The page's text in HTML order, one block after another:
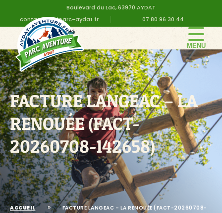
Boulevard du Lac, 63970 AYDAT
contact@altiparc-aydat.fr
07 80 96 30 44
LE PARC
GROUPE
TARIFS
ANNIVERSAIRE
INFOS PRATIQUES
CONTACT
DEVIS EN LIGNE
FACTURE LANGEAC – LA
RENOUÉE (FACT-
20260708-142658)
ACCUEIL »
FACTURE LANGEAC – LA RENOUÉE (FACT-20260708-